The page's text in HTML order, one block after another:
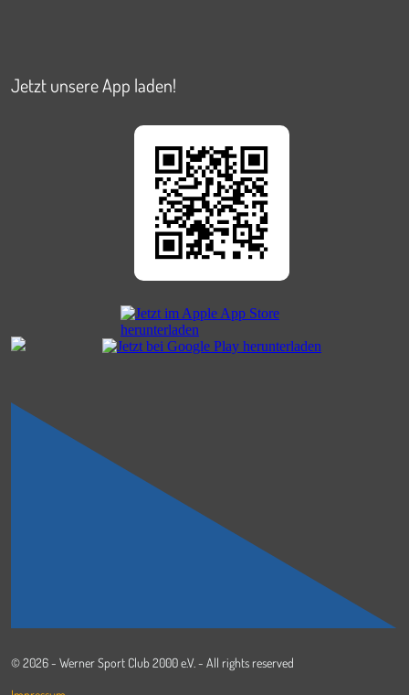
Jetzt unsere App laden!
© 2026 - Werner Sport Club 2000 e.V. - All rights reserved